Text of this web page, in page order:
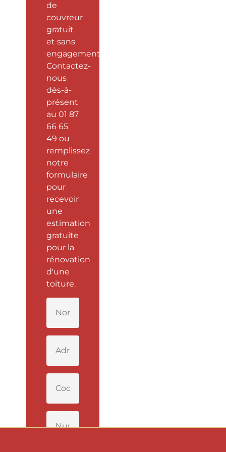
de
couvreur
gratuit
et sans
engagement.
Contactez-
nous
dès-à-
présent
au 01 87
66 65
49 ou
remplissez
notre
formulaire
pour
recevoir
une
estimation
gratuite
pour la
rénovation
d'une
toiture.